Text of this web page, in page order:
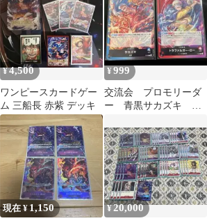
¥4,500
ワンピースカードゲー
ム 三船長 赤紫 デッキ
¥999
交流会 プロモリーダ
ー 青黒サカズキ 赤
現在 ¥ 1,150 ¥20,000